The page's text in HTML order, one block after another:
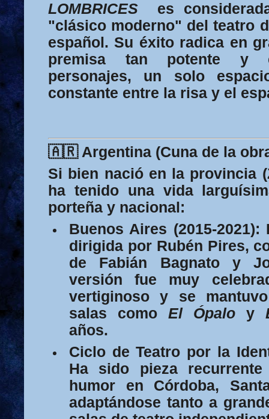
LOMBRICES
es
"clásico moderno" del teatro
español. Su éxito radica en
premisa tan potente y
personajes, un solo
constante entre la risa y el
🇦🇷 Argentina (Cuna de la
Si bien nació en la provincia
ha tenido una vida
porteña y nacional:
Buenos Aires (2015-2021):
dirigida por Rubén Pires,
de Fabián Bagnatoy
versión fue muy
vertiginoso y se
salas como El Ópalo y
años.
Ciclo de Teatro por la
Ha sido pieza
humor en Córdoba,
adaptándose tanto a